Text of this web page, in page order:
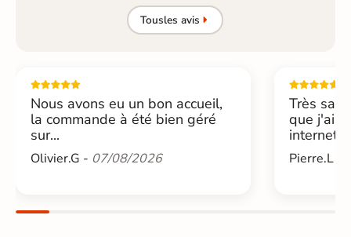
Tousles avis
Nous avons eu un bon accueil,
la commande à été bien géré
sur...
Olivier.G - 07/08/2026
Très
que j'ai
internet....
Pierre.L -